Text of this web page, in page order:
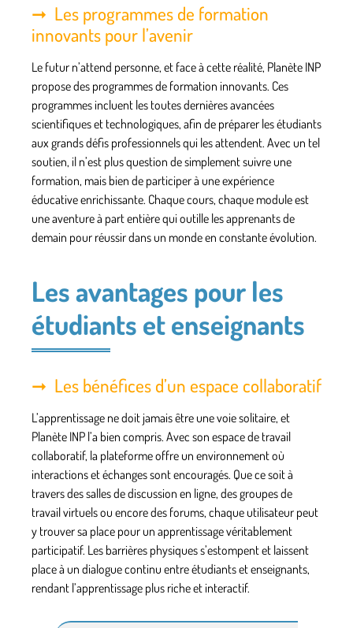
Les programmes de formation
innovants pour l’avenir
Le futur n’attend personne, et face à cette réalité, Planète INP
propose des programmes de formation innovants. Ces
programmes incluent les toutes dernières avancées
scientifiques et technologiques, afin de préparer les étudiants
aux grands défis professionnels qui les attendent. Avec un tel
soutien, il n’est plus question de simplement suivre une
formation, mais bien de participer à uneexpérience
éducative enrichissante. Chaque cours, chaque module est
une aventure à part entière qui outille les apprenants de
demain pour réussir dans un monde en constante évolution.
Les avantages pour les
étudiants et enseignants
Les bénéfices d’un espace collaboratif
L’apprentissage ne doit jamais être une voie solitaire, et
Planète INP l’a bien compris. Avec son espace de travail
collaboratif, la plateforme offre un environnement où
interactions et échanges sont encouragés. Que ce soit à
travers des salles de discussion en ligne, des groupes de
travail virtuels ou encore des forums, chaque utilisateur peut
y trouver sa place pour un apprentissage véritablement
participatif. Les barrières physiques s’estompent et laissent
place à un dialogue continu entre étudiants et enseignants,
rendant l’apprentissage plus riche et interactif.